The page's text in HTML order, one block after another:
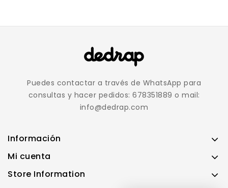
Puedes contactar a través de WhatsApp para
consultas y hacer pedidos: 678351889 o mail:
info@dedrap.com
Información
Mi cuenta
Store Information